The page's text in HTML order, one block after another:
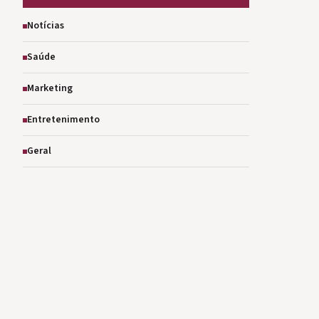
Notícias
Saúde
Marketing
Entretenimento
Geral